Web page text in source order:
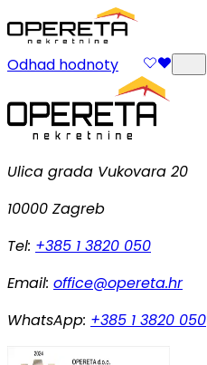
Odhad hodnoty
Ulica grada Vukovara 20
10000 Zagreb
Tel: +385 1 3820 050
Email: office@opereta.hr
WhatsApp: +385 1 3820 050